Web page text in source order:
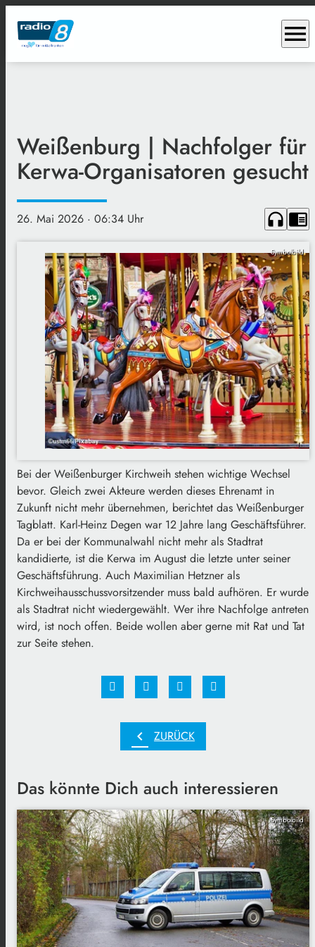
menu
Weißenburg | Nachfolger für
Kerwa-Organisatoren gesucht
26. Mai 2026 · 06:34 Uhr headphones chrome_reader_mode
Symbolbild
Bei der Weißenburger Kirchweih stehen wichtige Wechsel
bevor. Gleich zwei Akteure werden dieses Ehrenamt in
Zukunft nicht mehr übernehmen, berichtet das Weißenburger
Tagblatt. Karl-Heinz Degen war 12 Jahre lang Geschäftsführer.
Da er bei der Kommunalwahl nicht mehr als Stadtrat
kandidierte, ist die Kerwa im August die letzte unter seiner
Geschäftsführung. Auch Maximilian Hetzner als
Kirchweihausschussvorsitzender muss bald aufhören. Er wurde
als Stadtrat nicht wiedergewählt. Wer ihre Nachfolge antreten
wird, ist noch offen. Beide wollen aber gerne mit Rat und Tat
zur Seite stehen.
chevron_left ZURÜCK
Das könnte Dich auch interessieren
Symbolbild